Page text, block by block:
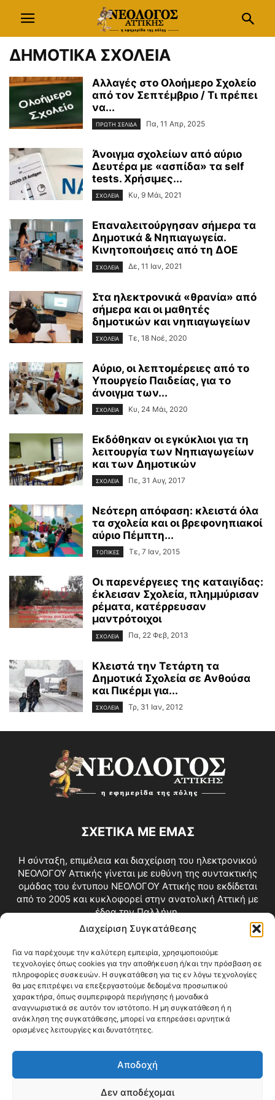
Διαχείριση Συγκατάθεσης
Για να παρέχουμε την καλύτερη εμπειρία, χρησιμοποιούμε
τεχνολογίες όπως cookies για την αποθήκευση ή/και την πρόσβαση σε
πληροφορίες συσκευών. Η συγκατάθεση για τις εν λόγω τεχνολογίες
θα μας επιτρέψει να επεξεργαστούμε δεδομένα προσωπικού
χαρακτήρα, όπως συμπεριφορά περιήγησης ή μοναδικά
αναγνωριστικά σε αυτόν τον ιστότοπο. Η μη συγκατάθεση ή η
ανάκληση της συγκατάθεσης, μπορεί να επηρεάσει αρνητικά
ορισμένες λειτουργίες και δυνατότητες.
Αποδοχή
Δεν αποδέχομαι
ΔΗΜΟΤΙΚΑ ΣΧΟΛΕΙΑ
Αλλαγές στο Ολοήμερο Σχολείο
από τον Σεπτέμβριο / Τι πρέπει
να...
ΠΡΩΤΗ ΣΕΛΙΔΑ Πα, 11 Απρ, 2025
Άνοιγμα σχολείων από αύριο
Δευτέρα με «ασπίδα» τα self
tests. Χρήσιμες...
ΣΧΟΛΕΙΑ Κυ, 9 Μάι, 2021
Επαναλειτούργησαν σήμερα τα
Δημοτικά & Νηπιαγωγεία.
Κινητοποιήσεις από τη ΔΟΕ
ΣΧΟΛΕΙΑ Δε, 11 Ιαν, 2021
Στα ηλεκτρονικά «θρανία» από
σήμερα και οι μαθητές
δημοτικών και νηπιαγωγείων
ΣΧΟΛΕΙΑ Τε, 18 Νοέ, 2020
Αύριο, οι λεπτομέρειες από το
Υπουργείο Παιδείας, για το
άνοιγμα των...
ΣΧΟΛΕΙΑ Κυ, 24 Μάι, 2020
Εκδόθηκαν οι εγκύκλιοι για τη
λειτουργία των Νηπιαγωγείων
και των Δημοτικών
ΣΧΟΛΕΙΑ Πε, 31 Αυγ, 2017
Νεότερη απόφαση: κλειστά όλα
τα σχολεία και οι βρεφονηπιακοί
αύριο Πέμπτη...
ΤΟΠΙΚΕΣ Τε, 7 Ιαν, 2015
Οι παρενέργειες της καταιγίδας:
έκλεισαν Σχολεία, πλημμύρισαν
ρέματα, κατέρρευσαν
μαντρότοιχοι
ΣΧΟΛΕΙΑ Πα, 22 Φεβ, 2013
Κλειστά την Τετάρτη τα
Δημοτικά Σχολεία σε Ανθούσα
και Πικέρμι για...
ΣΧΟΛΕΙΑ Τρ, 31 Ιαν, 2012
ΣΧΕΤΙΚΑ ΜΕ ΕΜΑΣ
Η σύνταξη, επιμέλεια και διαχείριση του ηλεκτρονικού
ΝΕΟΛΟΓΟΥ Αττικής γίνεται με ευθύνη της συντακτικής
ομάδας του έντυπου ΝΕΟΛΟΓΟΥ Αττικής που εκδίδεται
από το 2005 και κυκλοφορεί στην ανατολική Αττική με
έδρα την Παλλήνη.
Επικοινωνία:info@neologosattikis.gr
ΑΚΟΛΟΥΘΗΣΕ ΜΑΣ
Videos Όροι Χρήσης